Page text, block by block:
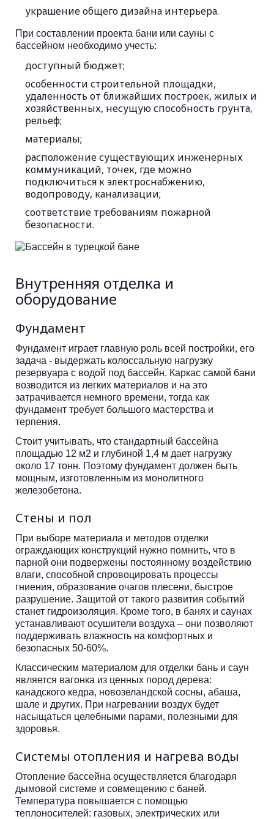
украшение общего дизайна интерьера.
При составлении проекта бани или сауны с
бассейном необходимо учесть:
доступный бюджет;
особенности строительной площадки,
удаленность от ближайших построек, жилых и
хозяйственных, несущую способность грунта,
рельеф;
материалы;
расположение существующих инженерных
коммуникаций, точек, где можно
подключиться к электроснабжению,
водопроводу, канализации;
соответствие требованиям пожарной
безопасности.
Внутренняя отделка и
оборудование
Фундамент
Фундамент играет главную роль всей постройки, его
задача - выдержать колоссальную нагрузку
резервуара с водой под бассейн. Каркас самой бани
возводится из легких материалов и на это
затрачивается немного времени, тогда как
фундамент требует большого мастерства и
терпения.
Стоит учитывать, что стандартный бассейна
площадью 12 м2 и глубиной 1,4 м дает нагрузку
около 17 тонн. Поэтому фундамент должен быть
мощным, изготовленным из монолитного
железобетона.
Стены и пол
При выборе материала и методов отделки
ограждающих конструкций нужно помнить, что в
парной они подвержены постоянному воздействию
влаги, способной спровоцировать процессы
гниения, образование очагов плесени, быстрое
разрушение. Защитой от такого развития событий
станет гидроизоляция. Кроме того, в банях и саунах
устанавливают осушители воздуха – они позволяют
поддерживать влажность на комфортных и
безопасных 50-60%.
Классическим материалом для отделки бань и саун
является вагонка из ценных пород дерева:
канадского кедра, новозеландской сосны, абаша,
шале и других. При нагревании воздух будет
насыщаться целебными парами, полезными для
здоровья.
Системы отопления и нагрева воды
Отопление бассейна осуществляется благодаря
дымовой системе и совмещению с баней.
Температура повышается с помощью
теплоносителей: газовых, электрических или